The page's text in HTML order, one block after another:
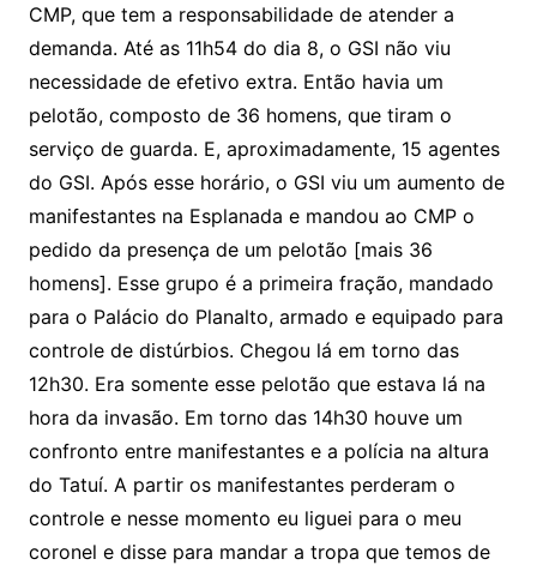
CMP, que tem a responsabilidade de atender a
demanda. Até as 11h54 do dia 8, o GSI não viu
necessidade de efetivo extra. Então havia um
pelotão, composto de 36 homens, que tiram o
serviço de guarda. E, aproximadamente, 15 agentes
do GSI. Após esse horário, o GSI viu um aumento de
manifestantes na Esplanada e mandou ao CMP o
pedido da presença de um pelotão [mais 36
homens]. Esse grupo é a primeira fração, mandado
para o Palácio do Planalto, armado e equipado para
controle de distúrbios. Chegou lá em torno das
12h30. Era somente esse pelotão que estava lá na
hora da invasão. Em torno das 14h30 houve um
confronto entre manifestantes e a polícia na altura
do Tatuí. A partir os manifestantes perderam o
controle e nesse momento eu liguei para o meu
coronel e disse para mandar a tropa que temos de